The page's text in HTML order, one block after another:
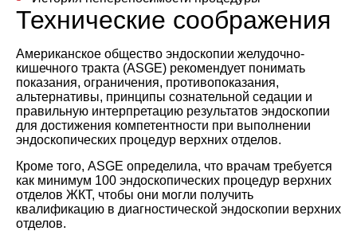
Технические соображения
Американское общество эндоскопии желудочно-
кишечного тракта (ASGE) рекомендует понимать
показания, ограничения, противопоказания,
альтернативы, принципы сознательной седации и
правильную интерпретацию результатов эндоскопии
для достижения компетентности при выполнении
эндоскопических процедур верхних отделов.
Кроме того, ASGE определила, что врачам требуется
как минимум 100 эндоскопических процедур верхних
отделов ЖКТ, чтобы они могли получить
квалификацию в диагностической эндоскопии верхних
отделов.